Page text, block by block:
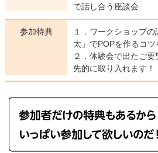
で話し合う座談会
参加特典
１．ワークショップ
太」でPOPを作るコツ
２．体験会で出たご
先的に取り入れます！